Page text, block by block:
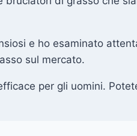
e ho esaminato
sul mercato.
per gli uomini.